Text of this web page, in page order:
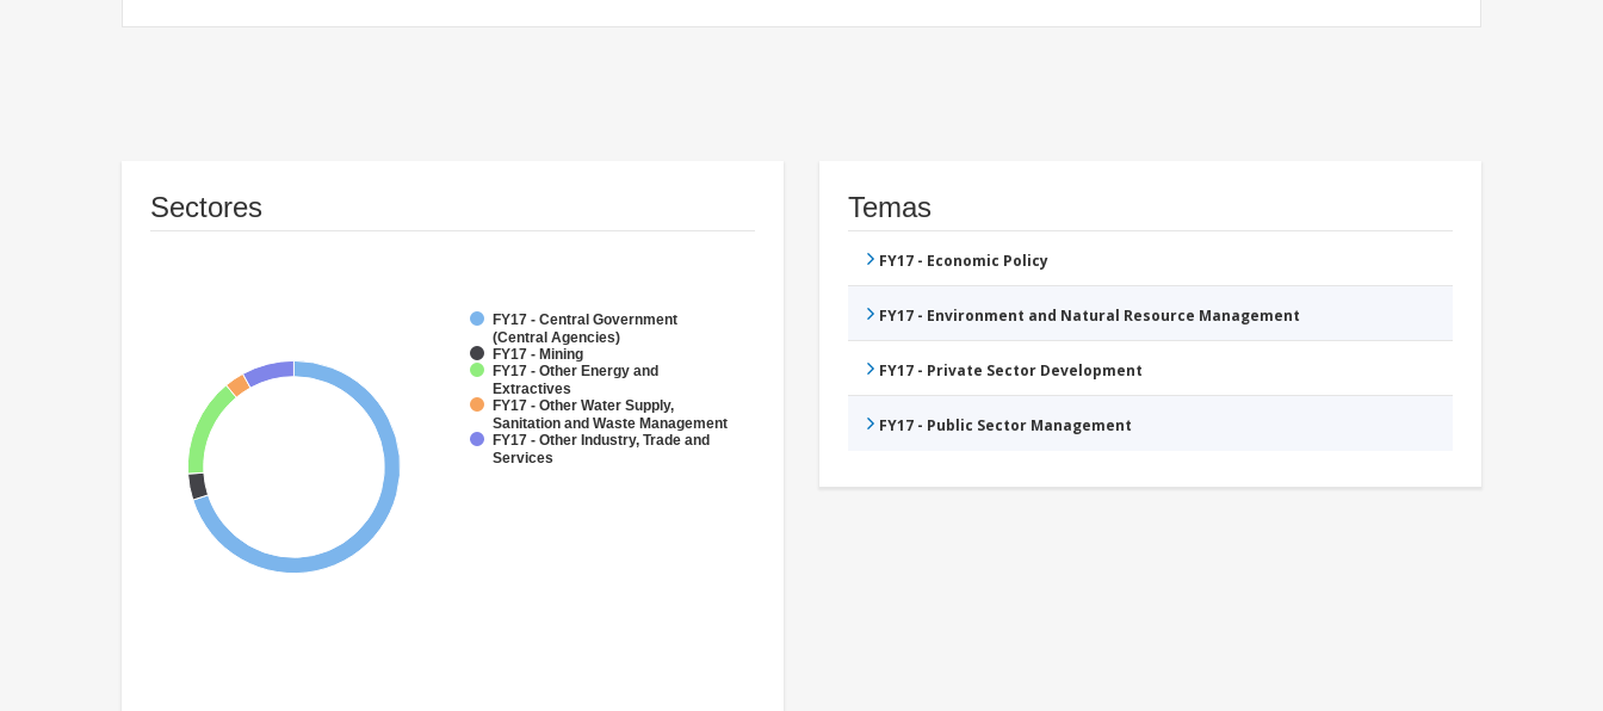
Sectores
FY17 - Central Government
(Central Agencies)
FY17 - Mining
FY17 - Other Energy and
Extractives
FY17 - Other Water Supply,
Sanitation and Waste Management
FY17 - Other Industry, Trade and
Services
Temas
FY17 - Economic Policy
FY17 - Environment and Natural Resource Management
FY17 - Private Sector Development
FY17 - Public Sector Management